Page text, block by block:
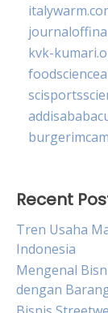
kvk-
Recent
Tren Usaha
Indonesia
Mengenal
dengan